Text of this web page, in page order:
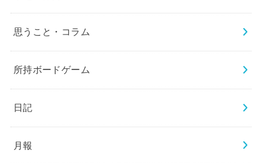
思うこと・コラム
所持ボードゲーム
日記
月報